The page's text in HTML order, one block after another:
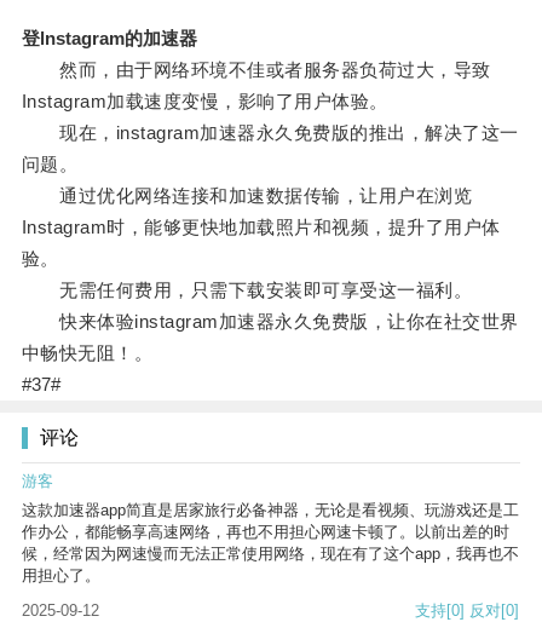
登lnstagram的加速器
然而，由于网络环境不佳或者服务器负荷过大，导致
Instagram加载速度变慢，影响了用户体验。
现在，instagram加速器永久免费版的推出，解决了这一
问题。
通过优化网络连接和加速数据传输，让用户在浏览
Instagram时，能够更快地加载照片和视频，提升了用户体
验。
无需任何费用，只需下载安装即可享受这一福利。
快来体验instagram加速器永久免费版，让你在社交世界
中畅快无阻！。
#37#
评论
游客
这款加速器app简直是居家旅行必备神器，无论是看视频、玩游戏还是工
作办公，都能畅享高速网络，再也不用担心网速卡顿了。以前出差的时
候，经常因为网速慢而无法正常使用网络，现在有了这个app，我再也不
用担心了。
2025-09-12
支持[0] 反对[0]